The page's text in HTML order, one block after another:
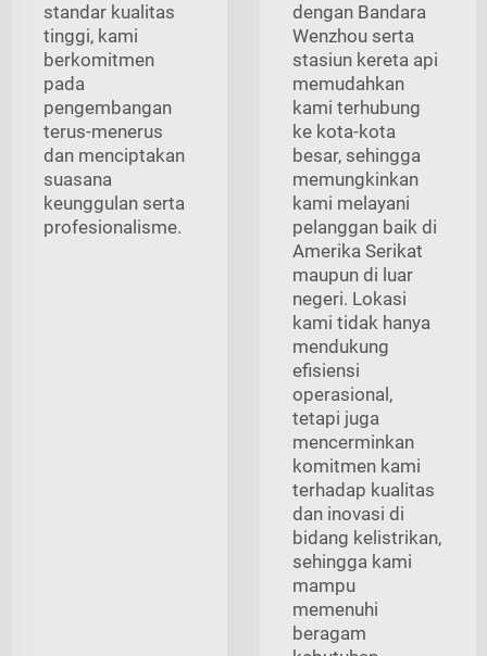
standar kualitas
tinggi, kami
berkomitmen
pada
pengembangan
terus-menerus
dan menciptakan
suasana
keunggulan serta
profesionalisme.
dengan Bandara
Wenzhou serta
stasiun kereta api
memudahkan
kami terhubung
ke kota-kota
besar, sehingga
memungkinkan
kami melayani
pelanggan baik di
Amerika Serikat
maupun di luar
negeri. Lokasi
kami tidak hanya
mendukung
efisiensi
operasional,
tetapi juga
mencerminkan
komitmen kami
terhadap kualitas
dan inovasi di
bidang kelistrikan,
sehingga kami
mampu
memenuhi
beragam